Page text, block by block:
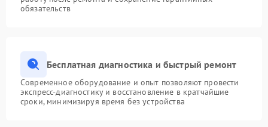
обязательств
Бесплатная диагностика и быстрый ремонт
Современное оборудование и опыт позволяют провести
экспресс-диагностику и восстановление в кратчайшие
сроки, минимизируя время без устройства